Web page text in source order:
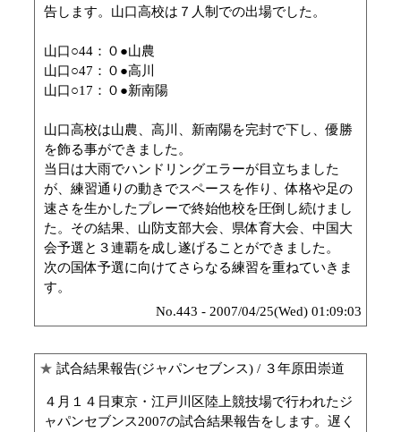
告します。山口高校は７人制での出場でした。
山口○44：０●山農
山口○47：０●高川
山口○17：０●新南陽
山口高校は山農、高川、新南陽を完封で下し、優勝
を飾る事ができました。
当日は大雨でハンドリングエラーが目立ちました
が、練習通りの動きでスペースを作り、体格や足の
速さを生かしたプレーで終始他校を圧倒し続けまし
た。その結果、山防支部大会、県体育大会、中国大
会予選と３連覇を成し遂げることができました。
次の国体予選に向けてさらなる練習を重ねていきま
す。
No.443 - 2007/04/25(Wed) 01:09:03
★ 試合結果報告(ジャパンセブンス) / ３年原田崇道
４月１４日東京・江戸川区陸上競技場で行われたジ
ャパンセブンス2007の試合結果報告をします。遅く